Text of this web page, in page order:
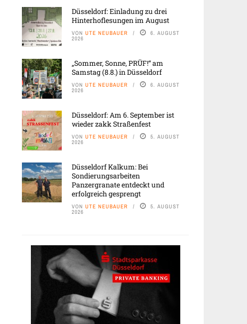
Düsseldorf: Einladung zu drei
Hinterhoflesungen im August
VON UTE NEUBAUER 6. AUGUST
2026
„Sommer, Sonne, PRÜF!“ am
Samstag (8.8.) in Düsseldorf
VON UTE NEUBAUER 6. AUGUST
2026
Düsseldorf: Am 6. September ist
wieder zakk Straßenfest
VON UTE NEUBAUER 5. AUGUST
2026
Düsseldorf Kalkum: Bei
Sondierungsarbeiten
Panzergranate entdeckt und
erfolgreich gesprengt
VON UTE NEUBAUER 5. AUGUST
2026